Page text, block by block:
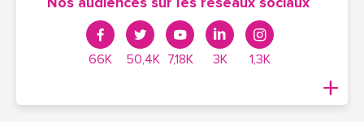
Nos audiences sur les réseaux sociaux
66K 50,4K 7,18K 3K 1,3K